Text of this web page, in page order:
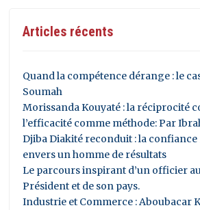
Articles récents
Quand la compétence dérange : le
Soumah
Morissanda Kouyaté : la réciprocité
l’efficacité comme méthode: Par
Djiba Diakité reconduit : la
envers un homme de résultats
Le parcours inspirant d’un officier
Président et de son pays.
Industrie et Commerce : Aboubacar